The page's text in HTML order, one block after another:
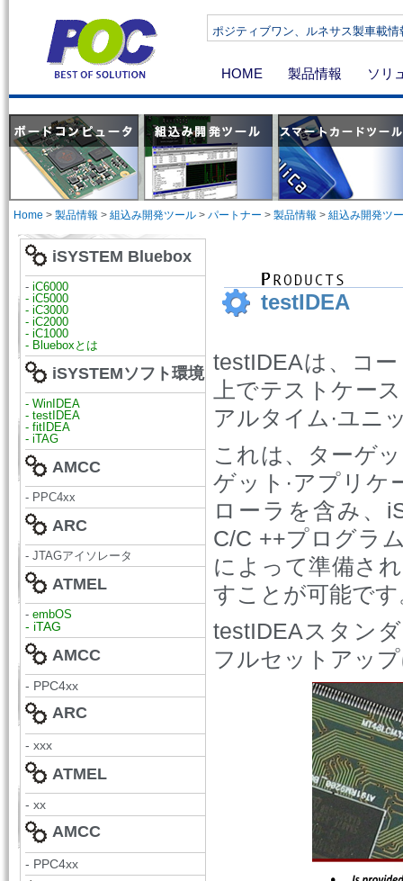
ポジティブワン、ルネサス製車載
HOME 製品情報 ソリ
Home > 製品情報 > 組込み開発ツール > パートナー > 製品情報 > 組込み開発ツ
iSYSTEM Bluebox
- iC6000
- iC5000
- iC3000
- iC2000
- iC1000
- Blueboxとは
iSYSTEMソフト環境
- WinIDEA
- testIDEA
- fitIDEA
- iTAG
AMCC
- PPC4xx
ARC
- JTAGアイソレータ
ATMEL
- embOS
- iTAG
AMCC
- PPC4xx
ARC
- xxx
ATMEL
- xx
AMCC
- PPC4xx
testIDEA
testIDEAは、コ
上でテストケー
アルタイム·ユニ
これは、ターゲ
ゲット·アプリケ
ローラを含み、
C/C ++プログラ
によって準備さ
すことが可能です
testIDEAスタン
フルセットアッ